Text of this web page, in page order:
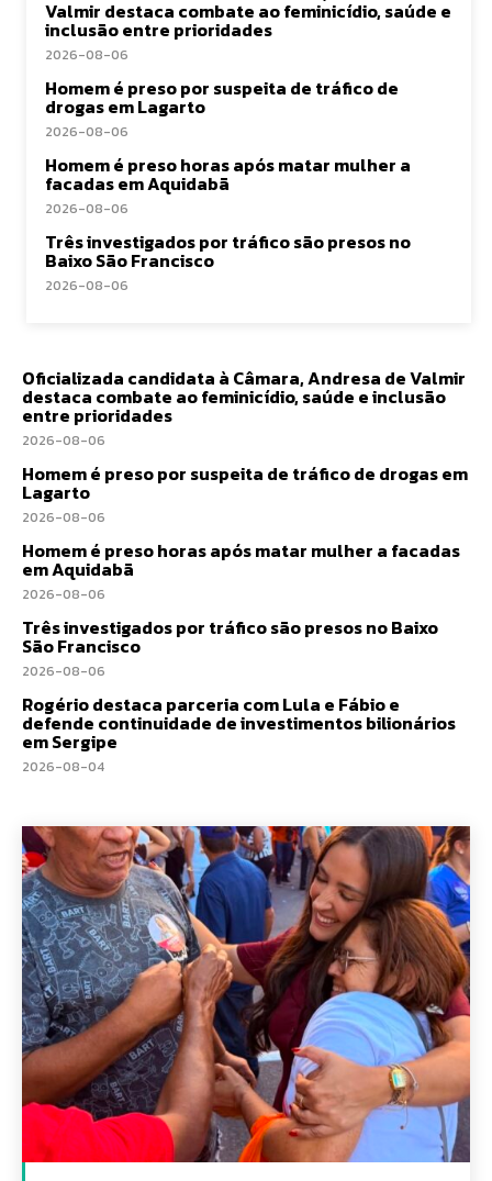
Valmir destaca combate ao feminicídio, saúde e
inclusão entre prioridades
2026-08-06
Homem é preso por suspeita de tráfico de
drogas em Lagarto
2026-08-06
Homem é preso horas após matar mulher a
facadas em Aquidabã
2026-08-06
Três investigados por tráfico são presos no
Baixo São Francisco
2026-08-06
Oficializada candidata à Câmara, Andresa de Valmir
destaca combate ao feminicídio, saúde e inclusão
entre prioridades
2026-08-06
Homem é preso por suspeita de tráfico de drogas em
Lagarto
2026-08-06
Homem é preso horas após matar mulher a facadas
em Aquidabã
2026-08-06
Três investigados por tráfico são presos no Baixo
São Francisco
2026-08-06
Rogério destaca parceria com Lula e Fábio e
defende continuidade de investimentos bilionários
em Sergipe
2026-08-04